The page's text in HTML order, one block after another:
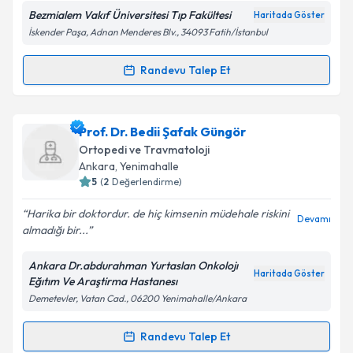
Kişisel verilerimin işlenmesine ilişkin
Metni'ni okudum ve kişisel verilerimin belirtilen
Takvim Talebini Gönder
Bezmialem Vakıf Üniversitesi Tıp Fakültesi Haritada Göster
İskender Paşa, Adnan Menderes Blv., 34093 Fatih/İstanbul
Randevu Talep Et
Randevu Takvimi Talebi
Uzm. Dr. Yaser Bekriiçin randevu takvimi talebi
oluşturun. Size bu uzmandan randevu almanız için bir
takvim hazırlandığında e-posta ile bilgilendireceğiz.
Kişisel verilerimin işlenmesine ilişkin
Aydınlatma
Metni'ni okudum ve kişisel verilerimin belirtilen
kapsamda işlenmesini kabul ediyorum.
Prof. Dr. Bedii Şafak Güngör
Ortopedi ve Travmatoloji
Ankara, Yenimahalle
5 (2 Değerlendirme)
Harika bir doktordur. de hiç kimsenin müdehale riskini
almadığı bir...
Devamı
Ankara Dr.abdurahman Yurtaslan Onkolojı
Eğıtım Ve Araştirma Hastanesı
Haritada Göster
Demetevler, Vatan Cad., 06200 Yenimahalle/Ankara
Randevu Talep Et
Randevu Takvimi Talebi